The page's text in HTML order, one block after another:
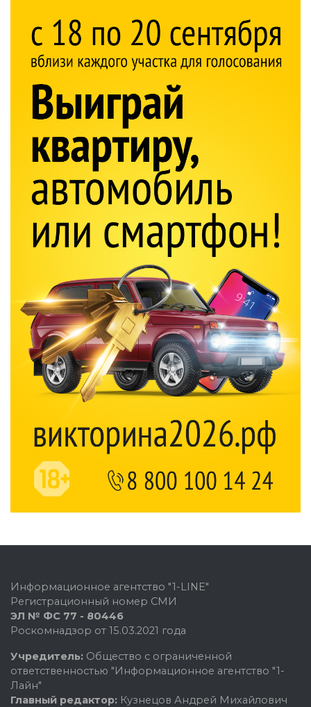
Информационное агентство "1-LINE"
Регистрационный номер СМИ
ЭЛ № ФС 77 - 80446
Роскомнадзор от 15.03.2021 года
Учредитель: Общество с ограниченной
ответственностью "Информационное агентство "1-
Лайн"
Главный редактор: Кузнецов Андрей Михайлович